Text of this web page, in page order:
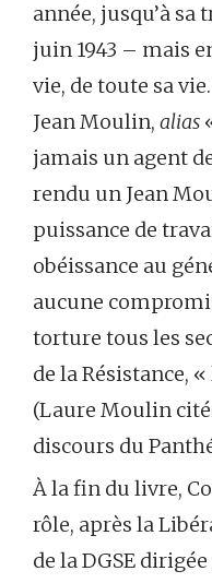
année, jusqu’à sa
juin 1943 – mais
vie, de toute sa
Jean Moulin, alias
jamais un agent
rendu un Jean
puissance de
obéissance au
aucune
torture tous les
de la Résistance,
(Laure Moulin
discours du
À la fin du livre,
rôle, après la
de la DGSE